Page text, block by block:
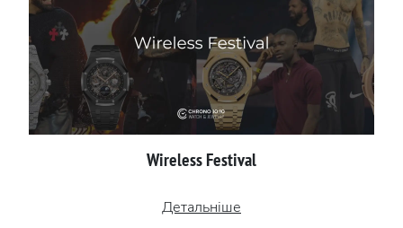
Wireless Festival
Детальніше